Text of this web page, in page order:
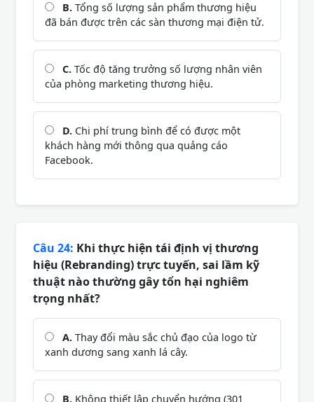
B. Tổng số lượng sản phẩm thương hiệu
đã bán được trên các sàn thương mại điện tử.
C. Tốc độ tăng trưởng số lượng nhân viên
của phòng marketing thương hiệu.
D. Chi phí trung bình để có được một
khách hàng mới thông qua quảng cáo
Facebook.
Câu 24: Khi thực hiện tái định vị thương
hiệu (Rebranding) trực tuyến, sai lầm kỹ
thuật nào thường gây tổn hại nghiêm
trọng nhất?
A. Thay đổi màu sắc chủ đạo của logo từ
xanh dương sang xanh lá cây.
B. Không thiết lập chuyển hướng (301